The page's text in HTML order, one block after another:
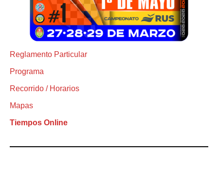
Reglamento Particular
Programa
Recorrido / Horarios
Mapas
Tiempos Online